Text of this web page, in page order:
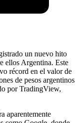
un nuevo hito
ellos Argentina. Este
récord en el valor de
de pesos argentinos
por TradingView,
aparentemente